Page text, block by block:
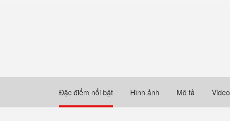
Đặc điểm nổi bật Hình ảnh Mô tả Video